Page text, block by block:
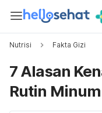
Nutrisi Fakta Gizi
7 Alasan
Rutin